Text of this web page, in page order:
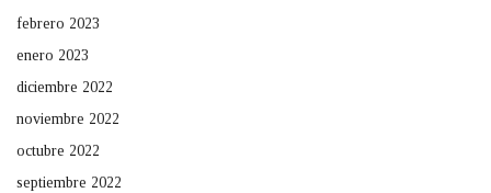
febrero 2023
enero 2023
diciembre 2022
noviembre 2022
octubre 2022
septiembre 2022